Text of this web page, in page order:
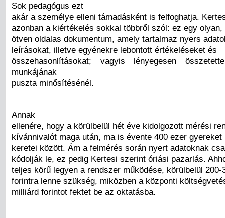
Sok pedagógus ezt
akár a személye elleni támadásként is felfoghatja.
azonban a kiértékelés sokkal többről szól: ez egy olyan,
ötven oldalas dokumentum, amely tartalmaz nyers
leírásokat, illetve egyénekre lebontott értékeléseket és
összehasonlításokat; vagyis lényegesen
munkájának
puszta minősítésénél.
Annak
ellenére, hogy a körülbelül hét éve kidolgozott mérési
kívánnivalót maga után, ma is évente 400 ezer gyereket
keretei között. Ám a felmérés során nyert adatoknak
kódolják le, ez pedig Kertesi szerint óriási pazarlás.
teljes körű legyen a rendszer működése, körülbelül 200-
forintra lenne szükség, miközben a központi
milliárd forintot fektet be az oktatásba.